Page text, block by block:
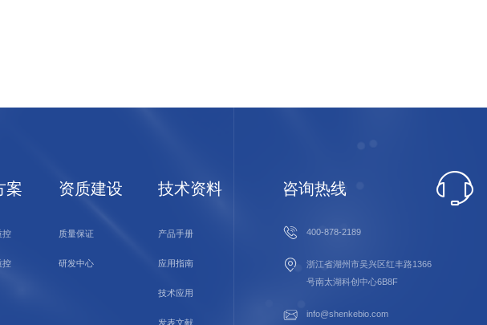
案
控
控
资质建设
质量保证
研发中心
技术资料
产品手册
应用指南
技术应用
发表文献
咨询热线
400-878-2189
浙江省湖州市吴兴区红丰路1366
号南太湖科创中心6B8F
info@shenkebio.com